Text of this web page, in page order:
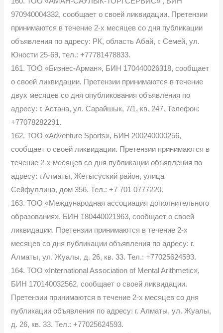
970940004332, сообщает о своей ликвидации. Претензии
принимаются в течение 2-х месяцев со дня публикации
объявления по адресу: РК, область Абай, г. Семей, ул.
Юности 25-69, тел.: +77781478833.
161. ТОО «Бизнес-Арман», БИН 170440026318, сообщает
о своей ликвидации. Претензии принимаются в течение
двух месяцев со дня опубликования объявления по
адресу: г. Астана, ул. Сарайшык, 7/1, кв. 247. Телефон:
+77078282291.
162. ТОО «Adventure Sports», БИН 200240000256,
сообщает о своей ликвидации. Претензии принимаются в
течение 2-х месяцев со дня публикации объявления по
адресу: г.Алматы, Жетысуский район, улица
Сейфуллина, дом 356. Тел.: +7 701 0777220.
163. ТОО «Международная ассоциация дополнительного
образования», БИН 180440021963, сообщает о своей
ликвидации. Претензии принимаются в течение 2-х
месяцев со дня публикации объявления по адресу: г.
Алматы, ул. Жуалы, д. 26, кв. 33. Тел.: +77025624593.
164. ТОО «International Association of Mental Arithmetic»,
БИН 170140032562, сообщает о своей ликвидации.
Претензии принимаются в течение 2-х месяцев со дня
публикации объявления по адресу: г. Алматы, ул. Жуалы,
д. 26, кв. 33. Тел.: +77025624593.